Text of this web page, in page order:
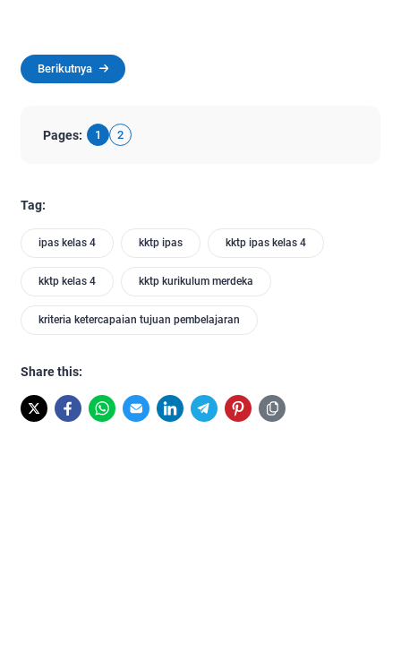
Berikutnya
Pages: 1 2
Tag:
ipas kelas 4 kktp ipas kktp ipas kelas 4
kktp kelas 4 kktp kurikulum merdeka
kriteria ketercapaian tujuan pembelajaran
Share this: